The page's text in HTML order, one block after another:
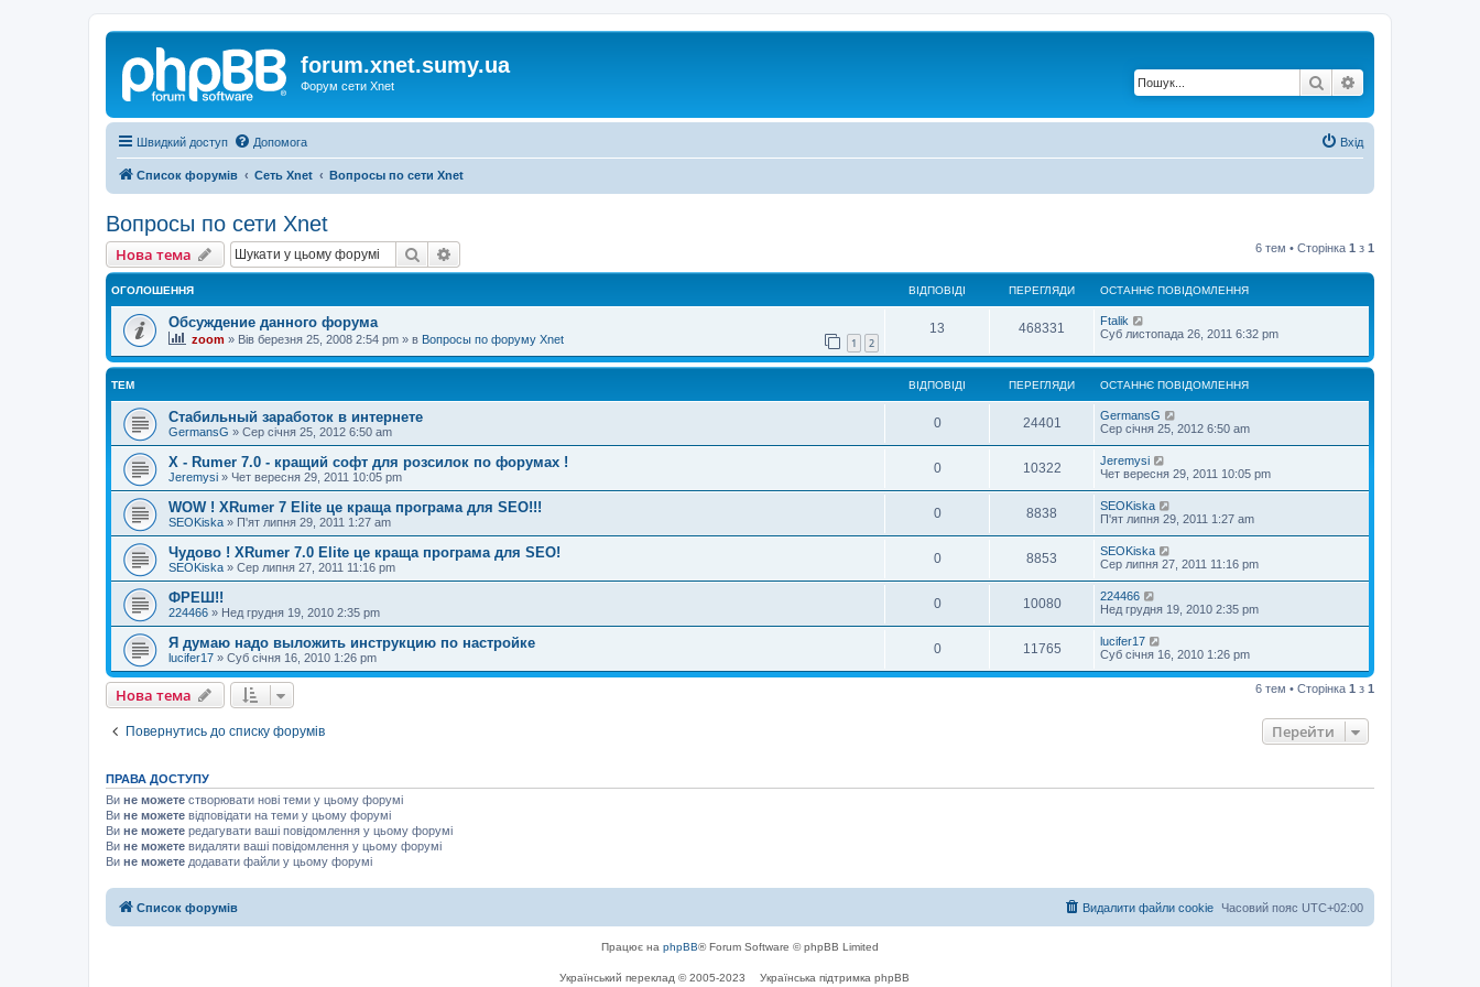
forum.xnet.sumy.ua
Форум сети Xnet Пошук
Швидкий доступ Допомога Вхід
Список форумів Сеть Xnet Вопросы по сети Xnet
Вопросы по сети Xnet
Нова тема Пошук 6 тем • Сторінка 1 з 1
ОГОЛОШЕННЯ ВІДПОВІДІ ПЕРЕГЛЯДИ ОСТАННЄ ПОВІДОМЛЕННЯ
Обсуждение данного форума
zoom » Вів березня 25, 2008 2:54 pm » в Вопросы по форуму Xnet 1 2
13 468331
Ftalik
Суб листопада 26, 2011 6:32 pm
ТЕМ ВІДПОВІДІ ПЕРЕГЛЯДИ ОСТАННЄ ПОВІДОМЛЕННЯ
Стабильный заработок в интернете
GermansG » Сер січня 25, 2012 6:50 am
0 24401
GermansG
Сер січня 25, 2012 6:50 am
X - Rumer 7.0 - кращий софт для розсилок по форумах !
Jeremysi » Чет вересня 29, 2011 10:05 pm
0 10322
Jeremysi
Чет вересня 29, 2011 10:05 pm
WOW ! XRumer 7 Elite це краща програма для SEO!!!
SEOKiska » П'ят липня 29, 2011 1:27 am
0 8838
SEOKiska
П'ят липня 29, 2011 1:27 am
Чудово ! XRumer 7.0 Elite це краща програма для SEO!
SEOKiska » Сер липня 27, 2011 11:16 pm
0 8853
SEOKiska
Сер липня 27, 2011 11:16 pm
ФРЕШ!!
224466 » Нед грудня 19, 2010 2:35 pm
0 10080
224466
Нед грудня 19, 2010 2:35 pm
Я думаю надо выложить инструкцию по настройке
lucifer17 » Суб січня 16, 2010 1:26 pm
0 11765
lucifer17
Суб січня 16, 2010 1:26 pm
Нова тема 6 тем • Сторінка 1 з 1
Повернутись до списку форумів Перейти
ПРАВА ДОСТУПУ
Ви не можете створювати нові теми у цьому форумі
Ви не можете відповідати на теми у цьому форумі
Ви не можете редагувати ваші повідомлення у цьому форумі
Ви не можете видаляти ваші повідомлення у цьому форумі
Ви не можете додавати файли у цьому форумі
Список форумів Часовий пояс UTC+02:00
Видалити файли cookie
Працює на phpBB® Forum Software © phpBB Limited
Український переклад © 2005-2023 Українська підтримка phpBB